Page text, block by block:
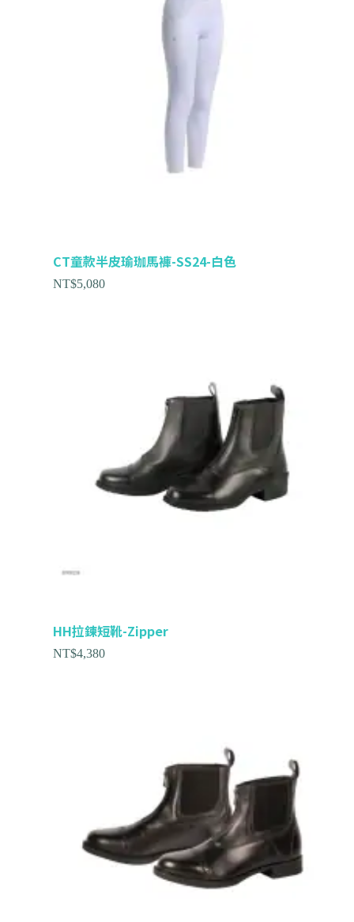
CT童款半皮瑜珈馬褲-SS24-白色
NT$5,080
HH拉鍊短靴-Zipper
NT$4,380